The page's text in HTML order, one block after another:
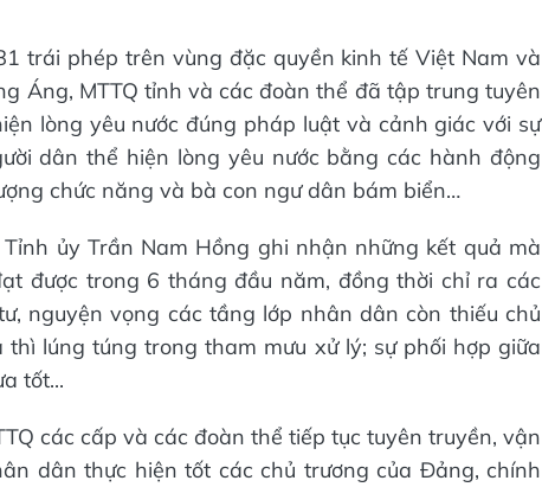
trái phép trên vùng đặc quyền kinh tế Việt Nam và
Áng, MTTQ tỉnh và các đoàn thể đã tập trung tuyên
lòng yêu nước đúng pháp luật và cảnh giác với sự
dân thể hiện lòng yêu nước bằng các hành động
chức năng và bà con ngư dân bám biển…
ủy Trần Nam Hồng ghi nhận những kết quả mà
được trong 6 tháng đầu năm, đồng thời chỉ ra các
nguyện vọng các tầng lớp nhân dân còn thiếu chủ
lúng túng trong tham mưu xử lý; sự phối hợp giữa
tốt...
các cấp và các đoàn thể tiếp tục tuyên truyền, vận
dân thực hiện tốt các chủ trương của Đảng, chính